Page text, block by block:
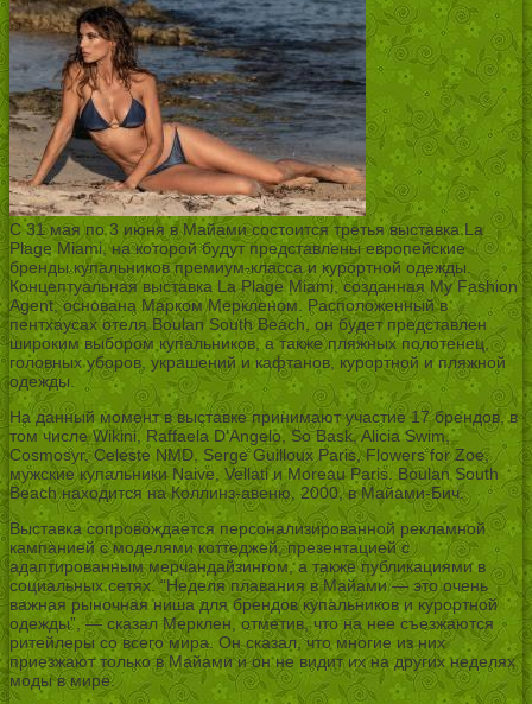
С 31 мая по 3 июня в Майами состоится третья выставка La
Plage Miami, на которой будут представлены европейские
бренды купальников премиум-класса и курортной одежды.
Концептуальная выставка La Plage Miami, созданная My Fashion
Agent, основана Марком Меркленом. Расположенный в
пентхаусах отеля Boulan South Beach, он будет представлен
широким выбором купальников, а также пляжных полотенец,
головных уборов, украшений и кафтанов, курортной и пляжной
одежды.
На данный момент в выставке принимают участие 17 брендов, в
том числе Wikini, Raffaela D’Angelo, So Bask, Alicia Swim,
Cosmosyr, Celeste NMD, Serge Guilloux Paris, Flowers for Zoe,
мужские купальники Naive, Vellati и Moreau Paris. Boulan South
Beach находится на Коллинз-авеню, 2000, в Майами-Бич.
Выставка сопровождается персонализированной рекламной
кампанией с моделями коттеджей, презентацией с
адаптированным мерчандайзингом, а также публикациями в
социальных сетях. “Неделя плавания в Майами — это очень
важная рыночная ниша для брендов купальников и курортной
одежды”, — сказал Мерклен, отметив, что на нее съезжаются
ритейлеры со всего мира. Он сказал, что многие из них
приезжают только в Майами и он не видит их на других неделях
моды в мире.